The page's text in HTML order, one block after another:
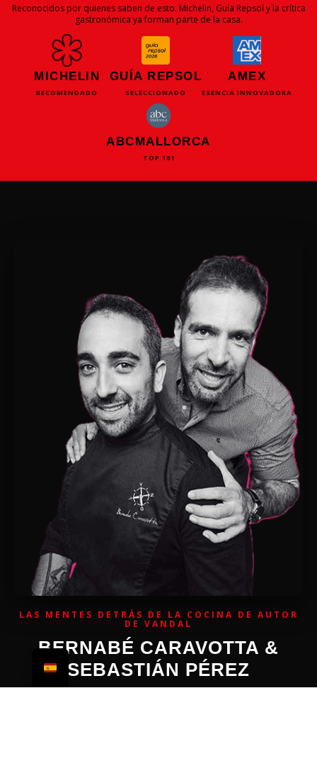
Reconocidos por quienes saben de esto. Michelin, Guía Repsol y la crítica
gastronómica ya forman parte de la casa.
MICHELIN
RECOMENDADO
GUÍA REPSOL
SELECCIONADO
AMEX
ESENCIA INNOVADORA
ABCMALLORCA
TOP 101
LAS MENTES DETRÁS DE LA COCINA DE AUTOR
DE VANDAL
BERNABÉ CARAVOTTA &
SEBASTIÁN PÉREZ